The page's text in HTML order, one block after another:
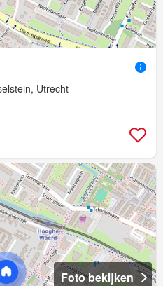
Utrecht
Foto bekijken